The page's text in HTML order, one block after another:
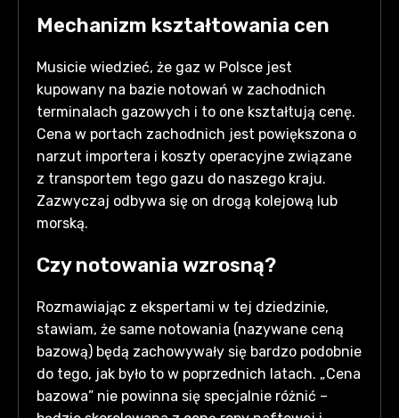
Mechanizm kształtowania cen
Musicie wiedzieć, że gaz w Polsce jest
kupowany na bazie notowań w zachodnich
terminalach gazowych i to one kształtują cenę.
Cena w portach zachodnich jest powiększona o
narzut importera i koszty operacyjne związane
z transportem tego gazu do naszego kraju.
Zazwyczaj odbywa się on drogą kolejową lub
morską.
Czy notowania wzrosną?
Rozmawiając z ekspertami w tej dziedzinie,
stawiam, że same notowania (nazywane ceną
bazową) będą zachowywały się bardzo podobnie
do tego, jak było to w poprzednich latach. „Cena
bazowa” nie powinna się specjalnie różnić –